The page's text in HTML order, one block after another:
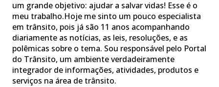
um grande objetivo: ajudar a salvar vidas! Esse é o
meu trabalho.Hoje me sinto um pouco especialista
em trânsito, pois já são 11 anos acompanhando
diariamente as notícias, as leis, resoluções, e as
polêmicas sobre o tema. Sou responsável pelo Portal
do Trânsito, um ambiente verdadeiramente
integrador de informações, atividades, produtos e
serviços na área de trânsito.